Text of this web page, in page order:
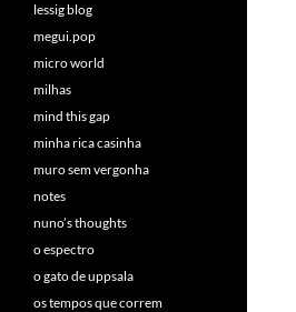
lessig blog
megui.pop
micro world
milhas
mind this gap
minha rica casinha
muro sem vergonha
notes
nuno’s thoughts
o espectro
o gato de uppsala
os tempos que correm